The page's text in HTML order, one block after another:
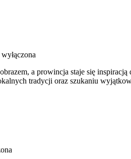
wyłączona
a prowincja staje się
tradycji oraz szukaniu